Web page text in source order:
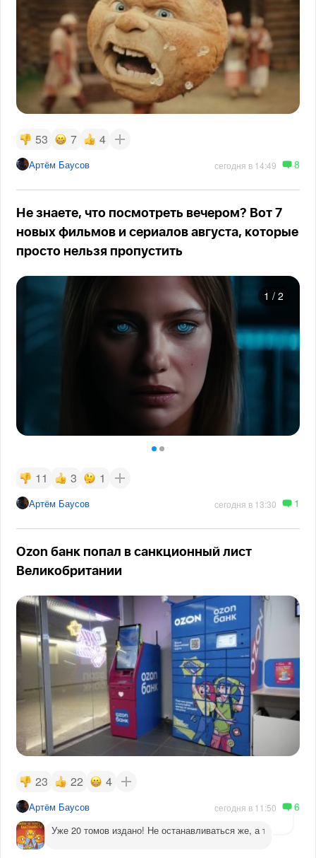
53 7 4
Артём Баусов сегодня в 14:49 8
Не знаете, что посмотреть вечером? Вот 7
новых фильмов и сериалов августа, которые
просто нельзя пропустить
1 / 2
11 3 1
Артём Баусов сегодня в 13:30 1
Ozon банк попал в санкционный лист
Великобритании
23 22 4
Артём Баусов сегодня в 11:50 6
Уже 20 томов издано! Не останавливаться же, а то